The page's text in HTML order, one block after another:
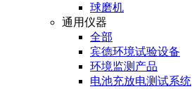
球磨机
通用仪器
全部
宾德环境试验设备
环境监测产品
电池充放电测试系统